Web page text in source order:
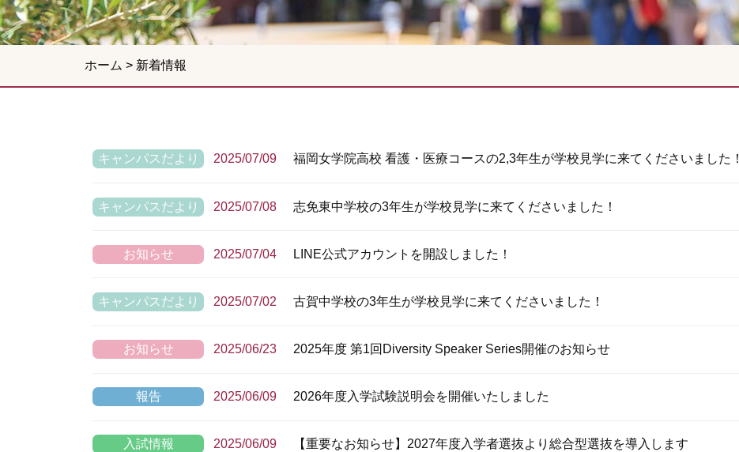
ホーム > 新着情報
キャンパスだより 2025/07/09 福岡女学院高校 看護・医療コースの2,3年生が学校見学に来てくださいました！
キャンパスだより 2025/07/08 志免東中学校の3年生が学校見学に来てくださいました！
お知らせ 2025/07/04 LINE公式アカウントを開設しました！
キャンパスだより 2025/07/02 古賀中学校の3年生が学校見学に来てくださいました！
お知らせ 2025/06/23 2025年度 第1回Diversity Speaker Series開催のお知らせ
報告 2025/06/09 2026年度入学試験説明会を開催いたしました
入試情報 2025/06/09 【重要なお知らせ】2027年度入学者選抜より総合型選抜を導入します